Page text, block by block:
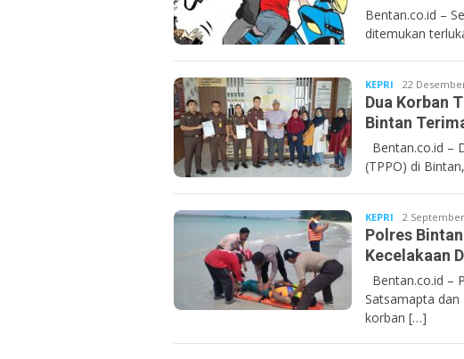
Bentan.co.id –
ditemukan
KEPRI Bentan.co.id
22
Dua Korban
Bintan
Bentan.co.id –
(TPPO) di
KEPRI Bentan.co.id
2
Polres
Kecelakaan
Bentan.co.id –
Satsamapta dan
korban […]